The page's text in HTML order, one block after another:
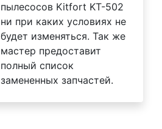
пылесосов Kitfort KT-502
ни при каких условиях не
будет изменяться. Так же
мастер предоставит
полный список
замененных запчастей.